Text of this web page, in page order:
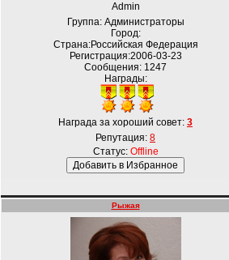
Admin
Группа: Администраторы
Город:
Страна:Российская Федерация
Регистрация:2006-03-23
Сообщения: 1247
Награды:
Награда за хороший совет: 3
Репутация: 8
Статус: Offline
Рыжая